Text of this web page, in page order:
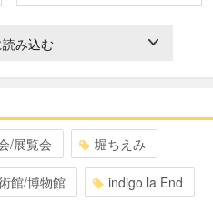
み込む
/展覧会 堀ちえみ
館/博物館 indigo la End